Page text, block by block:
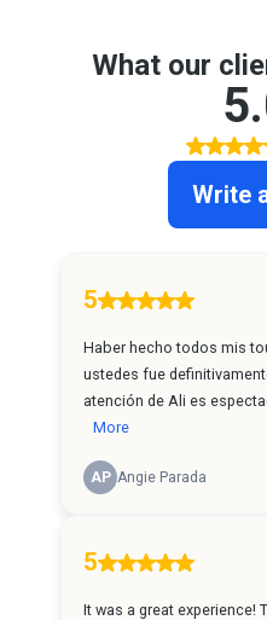
What our
Write
5
Haber hecho todos mis
ustedes fue
atención de Ali es
More
AP Angie Parada
5
It was a great experience!